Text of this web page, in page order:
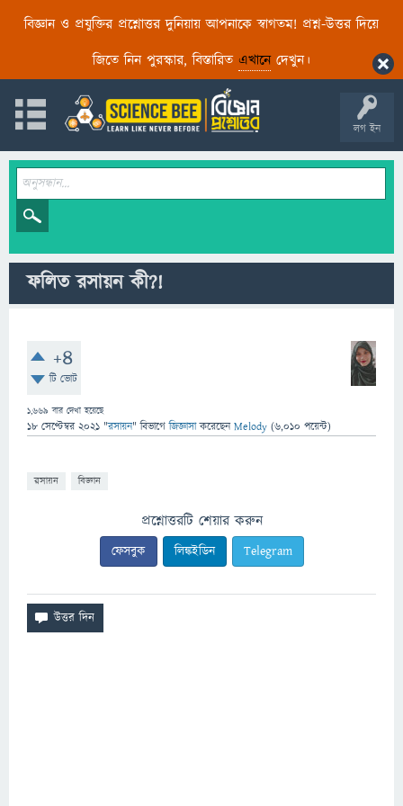
বিজ্ঞান ও প্রযুক্তির প্রশ্নোত্তর দুনিয়ায় আপনাকে স্বাগতম! প্রশ্ন-উত্তর দিয়ে
জিতে নিন পুরস্কার, বিস্তারিত এখানেদেখুন।
লগ ইন
ফলিত রসায়ন কী?!
+4
টি ভোট
1,669 বার দেখা হয়েছে
18 সেপ্টেম্বর 2021 "রসায়ন" বিভাগে জিজ্ঞাসাকরেছেনMelody (6,010 পয়েন্ট)
রসায়ন বিজ্ঞান
প্রশ্নোত্তরটি শেয়ার করুন
ফেসবুক লিঙ্কইডিন Telegram